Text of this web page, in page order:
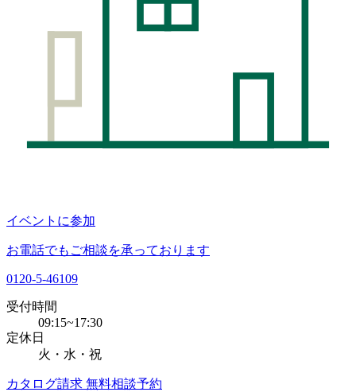
イベントに参加
お電話でもご相談を承っております
0120-5-46109
受付時間
09:15~17:30
定休日
火・水・祝
カタログ請求 無料相談予約